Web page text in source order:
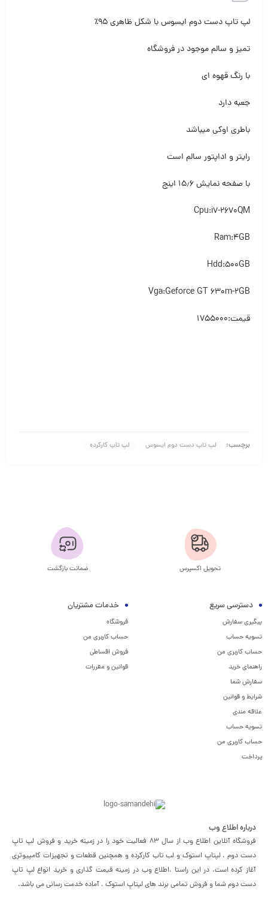
لپ تاپ دست دوم ایسوس با شکل ظاهری ۹۵٪
تمیز و سالم موجود در فروشگاه
با رنگ قهوه ای
جعبه دارد
باطری اوکی میباشد
رایتر و اداپتور سالم است
با صفحه نمایش ۱۵٫۶ اینج
Cpu:i7-2670QM
Ram:4GB
Hdd:500GB
Vga:Geforce GT 630m-2GB
قیمت:۱۷۵۵۰۰۰
برچسب: لپ تاپ دست دوم ایسوس لپ تاپ کارکرده
تحویل اکسپرس ضمانت بازگشت
دسترسی سریع
پیگیری سفارش
تسویه حساب
حساب کاربری من
راهنمای خرید
سفارش شما
شرایط و قوانین
علاقه مندی
تسویه حساب
حساب کاربری من
پرداخت
خدمات مشتریان
فروشگاه
حساب کاربری من
فروش اقساطی
قوانین و مقررات
درباره اطلاع وب
فروشگاه آنلاین اطلاع وب از سال 83 فعالیت خود را در زمینه خرید و فروش لپ تاپ
دست دوم ، لپتاپ استوک و لب تاب کارکرده و همچنین قطعات و تجهیزات کامپیوتری
آغاز کرده است. در این راستا ،‌اطلاع وب در زمینه قیمت گذاری و خرید انواع لپ تاپ
دست دوم شما و فروش تمامی برند های لپتاپ استوک ، آماده خدمت رسانی می باشد.